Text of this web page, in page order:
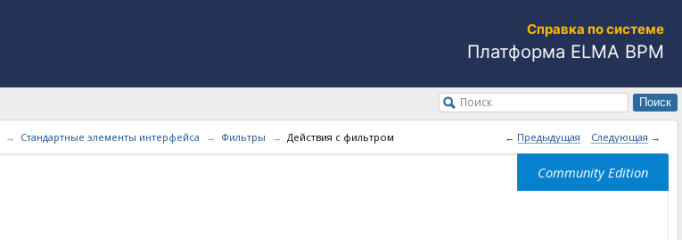
Справка по системе
Платформа ELMA BPM
Поиск Поиск
Стандартные элементы интерфейса Фильтры Действия с фильтром Предыдущая Следующая